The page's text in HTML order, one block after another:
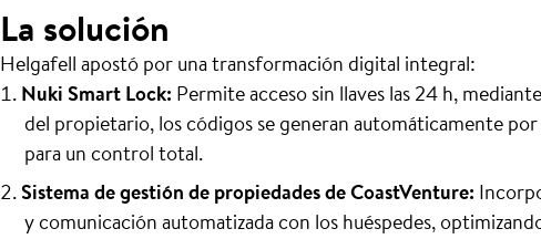
La solución
Helgafell apostó por una transformación digital integral:
Nuki Smart Lock: Permite acceso sin llaves las 24 h,
del propietario, los códigos se generan automáticamente
para un control total.
Sistema de gestión de propiedades de CoastVenture:
y comunicación automatizada con los huéspedes,